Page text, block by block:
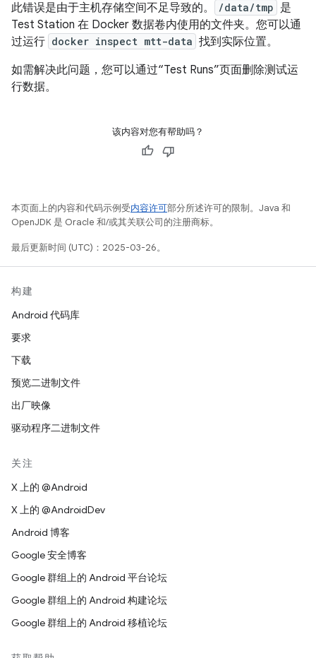
此错误是由于主机存储空间不足导致的。 /data/tmp 是
Test Station 在 Docker 数据卷内使用的文件夹。您可以通
过运行 docker inspect mtt-data 找到实际位置。
如需解决此问题，您可以通过“Test Runs”页面删除测试运
行数据。
该内容对您有帮助吗？
本页面上的内容和代码示例受内容许可部分所述许可的限制。Java 和
OpenJDK 是 Oracle 和/或其关联公司的注册商标。
最后更新时间 (UTC)：2025-03-26。
构建
Android 代码库
要求
下载
预览二进制文件
出厂映像
驱动程序二进制文件
关注
X 上的 @Android
X 上的 @AndroidDev
Android 博客
Google 安全博客
Google 群组上的 Android 平台论坛
Google 群组上的 Android 构建论坛
Google 群组上的 Android 移植论坛